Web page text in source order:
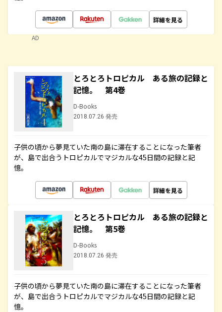
詳細を見る
AD
とろとろトロピカル ある旅の記録と
記憶。 第4巻
D-Books
2018.07.26 発売
子供の頃から夢見ていた南の島に滞在することになった筆者
が、島で出合うトロピカルでマジカルな45日間の記録と記
憶。
詳細を見る
とろとろトロピカル ある旅の記録と
記憶。 第5巻
D-Books
2018.07.26 発売
子供の頃から夢見ていた南の島に滞在することになった筆者
が、島で出合うトロピカルでマジカルな45日間の記録と記
憶。